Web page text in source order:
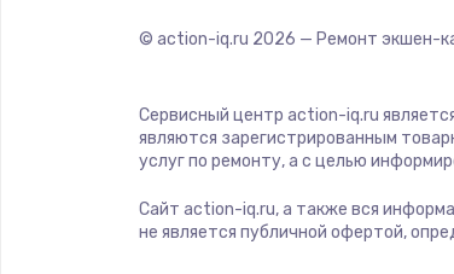
© action-iq.ru 2026 — Ремонт экшен-
Сервисный центр action-iq.ru
являются зарегистрированным
услуг по ремонту, а с целью
Сайт action-iq.ru, а также вся
не является публичной офертой,